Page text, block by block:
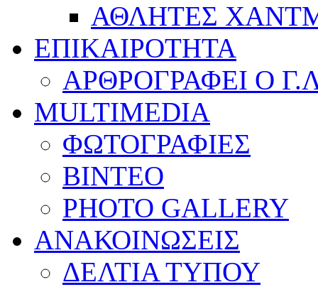
ΑΘΛΗΤΕΣ
ΕΠΙΚΑΙΡΟΤΗΤΑ
ΑΡΘΡΟΓΡΑΦΕΙ Ο
MULTIMEDIA
ΦΩΤΟΓΡΑΦΙΕΣ
ΒΙΝΤΕΟ
PHOTO GALLERY
ΑΝΑΚΟΙΝΩΣΕΙΣ
ΔΕΛΤΙΑ ΤΥΠΟΥ